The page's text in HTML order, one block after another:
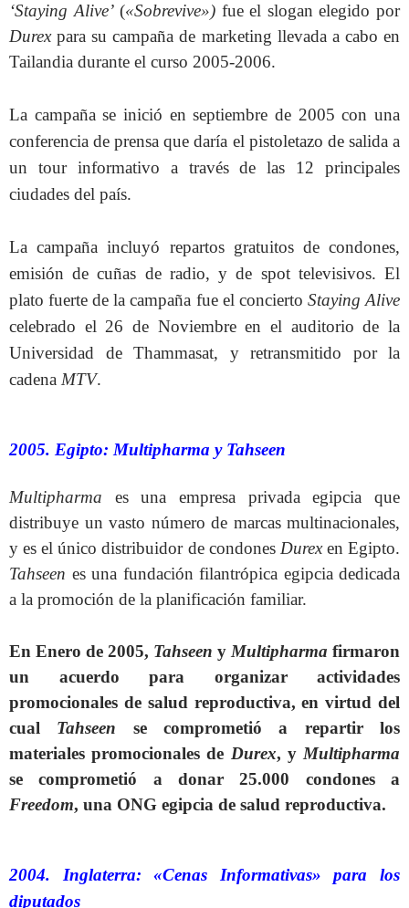
‘Staying Alive’(«Sobrevive») fue el slogan elegido por
Durexpara su campaña de marketing llevada a cabo en
Tailandia durante el curso 2005-2006.
La campaña se inició en septiembre de 2005 con una
conferencia de prensa que daría el pistoletazo de salida a
un tour informativo a través de las 12 principales
ciudades del país.
La campaña incluyó repartos gratuitos de condones,
emisión de cuñas de radio, y de spot televisivos. El
plato fuerte de la campaña fue el concierto Staying Alive
celebrado el 26 de Noviembre en el auditorio de la
Universidad de Thammasat, y retransmitido por la
cadena MTV.
2005. Egipto: Multipharma y Tahseen
Multipharma es una empresa privada egipcia que
distribuye un vasto número de marcas multinacionales,
y es el único distribuidor de condones Durexen Egipto.
Tahseen es una fundación filantrópica egipcia dedicada
a la promoción de la planificación familiar.
En Enero de 2005, Tahseen y Multipharma firmaron
un acuerdo para organizar actividades
promocionales de salud reproductiva, en virtud del
cual Tahseen se comprometió a repartir los
materiales promocionales de Durex, y Multipharma
se comprometió a donar 25.000 condones a
Freedom, una ONG egipcia de salud reproductiva.
2004. Inglaterra: «Cenas Informativas» para los
diputados